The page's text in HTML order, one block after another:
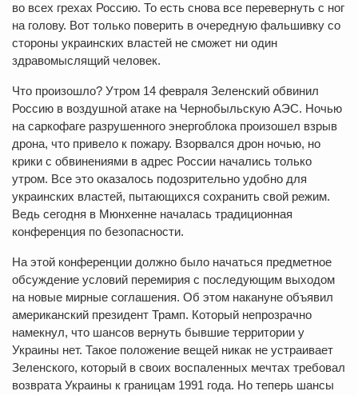
во всех грехах Россию. То есть снова все перевернуть с ног
на голову. Вот только поверить в очередную фальшивку со
стороны украинских властей не сможет ни один
здравомыслящий человек.
Что произошло? Утром 14 февраля Зеленский обвинил
Россию в воздушной атаке на Чернобыльскую АЭС. Ночью
на саркофаге разрушенного энергоблока произошел взрыв
дрона, что привело к пожару. Взорвался дрон ночью, но
крики с обвинениями в адрес России начались только
утром. Все это оказалось подозрительно удобно для
украинских властей, пытающихся сохранить свой режим.
Ведь сегодня в Мюнхенне началась традиционная
конференция по безопасности.
На этой конференции должно было начаться предметное
обсуждение условий перемирия с последующим выходом
на новые мирные соглашения. Об этом накануне объявил
американский президент Трамп. Который непрозрачно
намекнул, что шансов вернуть бывшие территории у
Украины нет. Такое положение вещей никак не устраивает
Зеленского, который в своих воспаленных мечтах требовал
возврата Украины к границам 1991 года. Но теперь шансы